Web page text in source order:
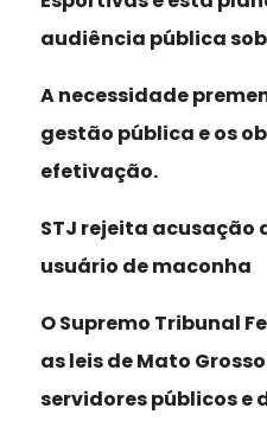
audiência pública
A necessidade
gestão pública e os
efetivação.
STJ rejeita acusação
usuário de maconha
O Supremo Tribunal
as leis de Mato
servidores públicos e